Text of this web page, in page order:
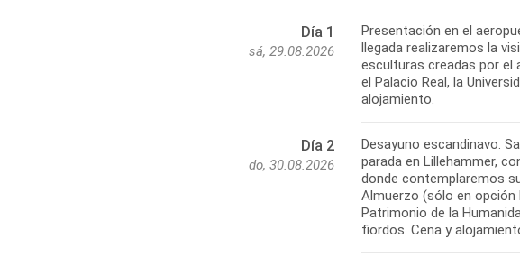
Día 1
sá, 29.08.2026
Presentación en el
llegada realizaremos la
esculturas creadas por el
el Palacio Real, la
alojamiento.
Día 2
do, 30.08.2026
Desayuno escandinavo.
parada en Lillehammer,
donde contemplaremos
Almuerzo (sólo en opción
Patrimonio de la
fiordos. Cena y